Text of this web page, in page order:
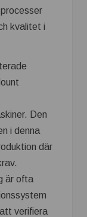
kvalitet i
Den
i denna
där
är ofta
verifiera